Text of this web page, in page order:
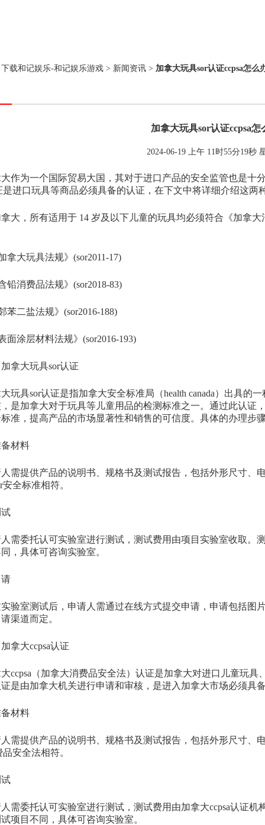
下载和记娱乐-和记娱乐游戏 > 新闻资讯 > 加拿大玩具sor认证ccpsa怎么
加拿大玩具sor认证ccpsa怎
2024-06-19 上午 11时55分19秒
为一个国际贸易大国，其对于进口产品的安全监管也是十分
是进口玩具等商品必须具备的认证，在下文中将详细介绍这两
所有适用于 14 岁及以下儿童的玩具均必须符合《加拿大
玩具法规》(sor2011-17)
费品法规》(sor2018-83)
盐法规》(sor2016-188)
层材料法规》(sor2016-193)
大玩具sor认证
sor认证是指加拿大安全标准局（health canada）出具的
是加拿大对于玩具等儿童用品的检测标准之一。通过此认证
准，提高产品的市场显著性和销售的可信度。具体的办理步
材料
提供产品的说明书、规格书及测试报告，包括外形尺寸、电
全标准相符。
委托认可实验室进行测试，测试费用由项目实验室收取。测
，具体可咨询实验室。
室测试后，申请人需通过在线方式提交申请，申请包括图片
渠道而定。
大ccpsa认证
（加拿大消费品安全法）认证是加拿大对进口儿童玩具
是由加拿大机关进行申请和审核，是进入加拿大市场必须具
材料
提供产品的说明书、规格书及测试报告，包括外形尺寸、电
品安全法相符。
托认可实验室进行测试，测试费用由加拿大ccpsa认证机
项目不同，具体可咨询实验室。